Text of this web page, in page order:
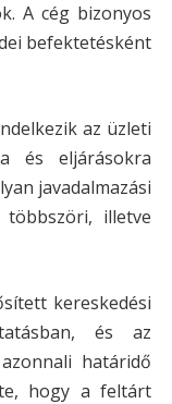
A cég bizonyos
befektetésként
az üzleti
és eljárásokra
javadalmazási
illetve
kereskedési
és az
határidő
hogy a feltárt